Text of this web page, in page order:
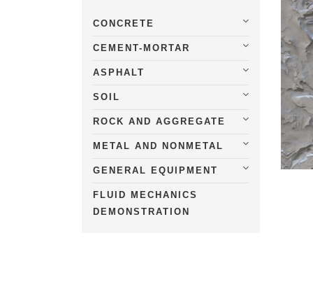
CONCRETE
CEMENT-MORTAR
ASPHALT
SOIL
ROCK AND AGGREGATE
METAL AND NONMETAL
GENERAL EQUIPMENT
FLUID MECHANICS
DEMONSTRATION